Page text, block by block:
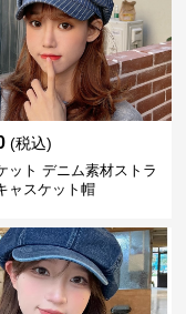
(税込)
ット デニム素材ストラ
ャスケット帽